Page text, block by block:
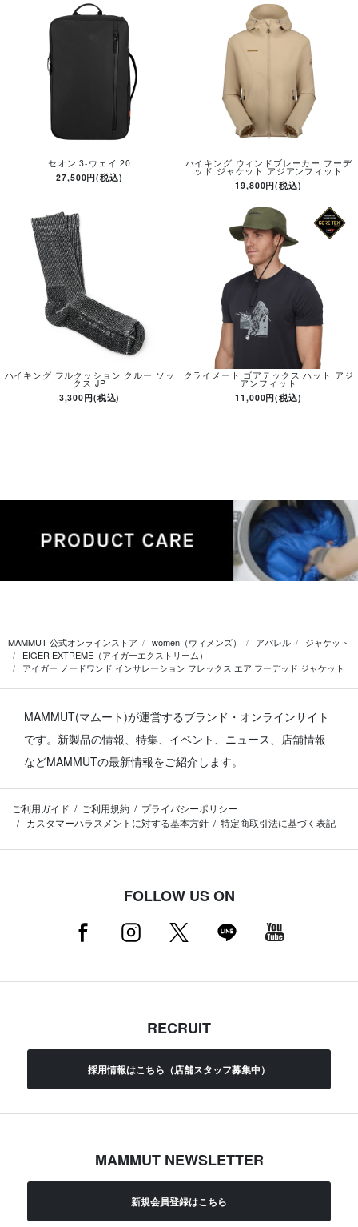
セオン 3-ウェイ 20
27,500円(税込)
ハイキング ウィンドブレーカー フーデ
ッド ジャケット アジアンフィット
19,800円(税込)
ハイキング フルクッション クルー ソッ
クス JP
3,300円(税込)
クライメート ゴアテックス ハット アジ
アンフィット
11,000円(税込)
MAMMUT 公式オンラインストア women（ウィメンズ） アパレル
ジャケット
EIGER EXTREME（アイガーエクストリーム）
アイガー ノードワンド インサレーション フレックス エア フーデッド ジャケット
MAMMUT(マムート)が運営するブランド・オンラインサイト
です。 新製品の情報、特集、イベント、ニュース、店舗情報
などMAMMUTの最新情報をご紹介します。
ご利用ガイド ご利用規約
プライバシーポリシー
カスタマーハラスメントに対する基本方針
特定商取引法に基づく表記
FOLLOW US ON
RECRUIT
採用情報はこちら（店舗スタッフ募集中）
MAMMUT NEWSLETTER
新規会員登録はこちら